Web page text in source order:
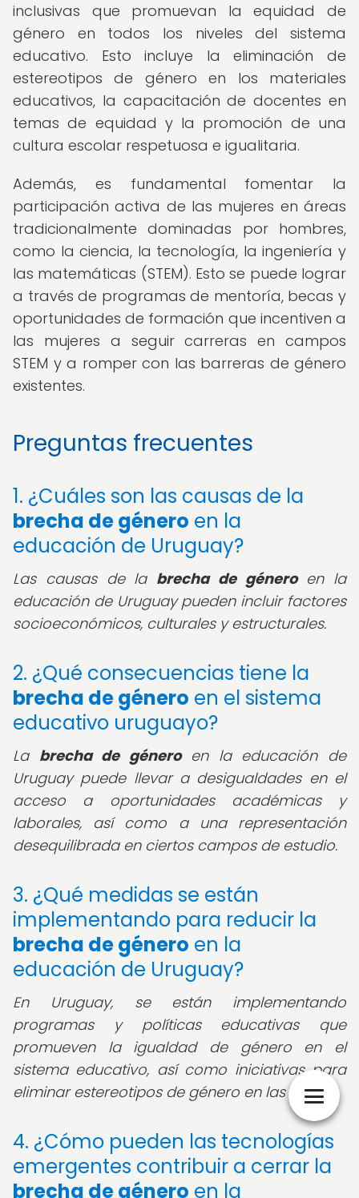
inclusivas que promuevan la equidad de
género en todos los niveles del sistema
educativo. Esto incluye la eliminación de
estereotipos de género en los materiales
educativos, la capacitación de docentes en
temas de equidad y la promoción de una
cultura escolar respetuosa e igualitaria.
Además, es fundamental fomentar la
participación activa de las mujeres en áreas
tradicionalmente dominadas por hombres,
como la ciencia, la tecnología, la ingeniería y
las matemáticas (STEM). Esto se puede lograr
a través de programas de mentoría, becas y
oportunidades de formación que incentiven a
las mujeres a seguir carreras en campos
STEM y a romper con las barreras de género
existentes.
Preguntas frecuentes
1. ¿Cuáles son las causas de la
brecha de género en la
educación de Uruguay?
Las causas de la brecha de géneroen la
educación de Uruguay pueden incluir factores
socioeconómicos, culturales y estructurales.
2. ¿Qué consecuencias tiene la
brecha de género en el sistema
educativo uruguayo?
La brecha de géneroen la educación de
Uruguay puede llevar a desigualdades en el
acceso a oportunidades académicas y
laborales, así como a una representación
desequilibrada en ciertos campos de estudio.
3. ¿Qué medidas se están
implementando para reducir la
brecha de género en la
educación de Uruguay?
En Uruguay, se están implementando
programas y políticas educativas que
promueven la igualdad de género en el
sistema educativo, así como iniciativas para
eliminar estereotipos de género en las aulas.
4. ¿Cómo pueden las tecnologías
emergentes contribuir a cerrar la
brecha de género en la